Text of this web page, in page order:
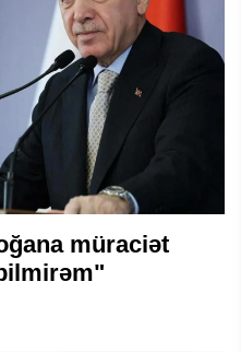
müraciət